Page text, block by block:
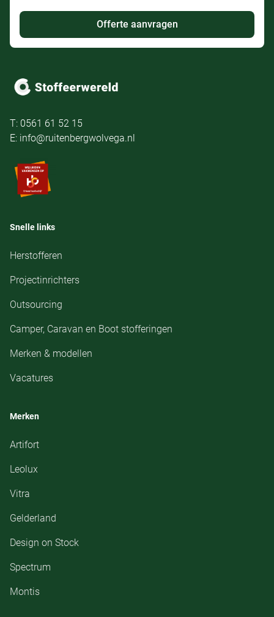
Offerte aanvragen
T: 0561 61 52 15
E: info@ruitenbergwolvega.nl
Snelle links
Herstofferen
Projectinrichters
Outsourcing
Camper, Caravan en Boot stofferingen
Merken & modellen
Vacatures
Merken
Artifort
Leolux
Vitra
Gelderland
Design on Stock
Spectrum
Montis